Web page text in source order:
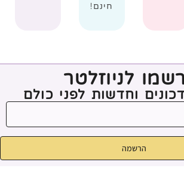
חינם!
לניוזלטר
וחדשות לפני כולם
הרשמה